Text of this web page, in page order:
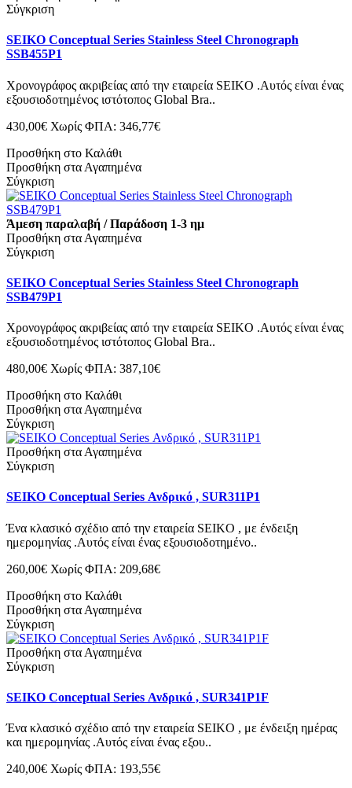
Σύγκριση
SEIKO Conceptual Series Stainless Steel Chronograph
SSB455P1
Χρονογράφος ακριβείας από την εταιρεία SEIKO .Αυτός είναι ένας
εξουσιοδοτημένος ιστότοπος Global Bra..
430,00€ Χωρίς ΦΠΑ: 346,77€
Προσθήκη στο Καλάθι
Προσθήκη στα Αγαπημένα
Σύγκριση
Άμεση παραλαβή / Παράδοση 1-3 ημ
Προσθήκη στα Αγαπημένα
Σύγκριση
SEIKO Conceptual Series Stainless Steel Chronograph
SSB479P1
Χρονογράφος ακριβείας από την εταιρεία SEIKO .Αυτός είναι ένας
εξουσιοδοτημένος ιστότοπος Global Bra..
480,00€ Χωρίς ΦΠΑ: 387,10€
Προσθήκη στο Καλάθι
Προσθήκη στα Αγαπημένα
Σύγκριση
Προσθήκη στα Αγαπημένα
Σύγκριση
SEIKO Conceptual Series Ανδρικό , SUR311P1
Ένα κλασικό σχέδιο από την εταιρεία SEIKO , με ένδειξη
ημερομηνίας .Αυτός είναι ένας εξουσιοδοτημένο..
260,00€ Χωρίς ΦΠΑ: 209,68€
Προσθήκη στο Καλάθι
Προσθήκη στα Αγαπημένα
Σύγκριση
Προσθήκη στα Αγαπημένα
Σύγκριση
SEIKO Conceptual Series Ανδρικό , SUR341P1F
Ένα κλασικό σχέδιο από την εταιρεία SEIKO , με ένδειξη ημέρας
και ημερομηνίας .Αυτός είναι ένας εξου..
240,00€ Χωρίς ΦΠΑ: 193,55€